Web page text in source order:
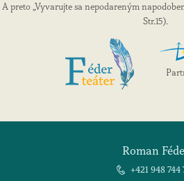
A preto „Vyvarujte sa nepodareným
Str.15).
Roman
+421 948 744